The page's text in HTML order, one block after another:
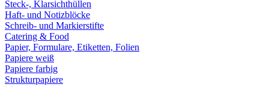
Steck-, Klarsichthüllen
Haft- und Notizblöcke
Schreib- und Markierstifte
Catering & Food
Papier, Formulare, Etiketten, Folien
Papiere weiß
Papiere farbig
Strukturpapiere